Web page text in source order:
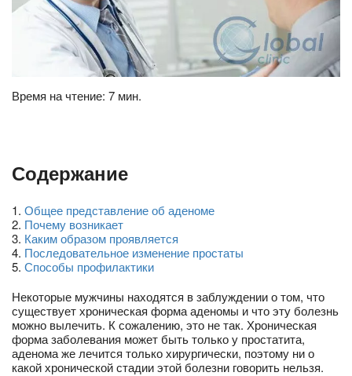
Время на чтение: 7 мин.
Содержание
1. Общее представление об аденоме
2. Почему возникает
3. Каким образом проявляется
4. Последовательное изменение простаты
5. Способы профилактики
Некоторые мужчины находятся в заблуждении о том, что
существует хроническая форма аденомы и что эту болезнь
можно вылечить. К сожалению, это не так. Хроническая
форма заболевания может быть только у простатита,
аденома же лечится только хирургически, поэтому ни о
какой хронической стадии этой болезни говорить нельзя.